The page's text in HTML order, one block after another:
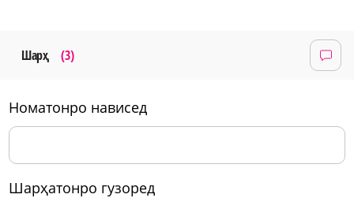
Шарҳ (3)
номатонро нависед
шарҳатонро гузоред